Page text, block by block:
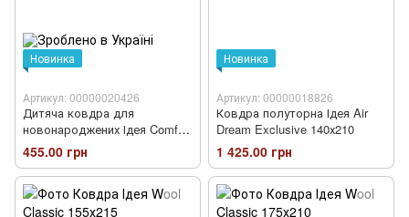
Новинка
Артикул: 00000020426
Дитяча ковдра для
новонароджених Ідея Comfort
білий
455.00 грн
Новинка
Артикул: 00000018826
Ковдра полуторна Ідея Air
Dream Exclusive 140х210
1 425.00 грн